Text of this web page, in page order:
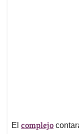
El complejo